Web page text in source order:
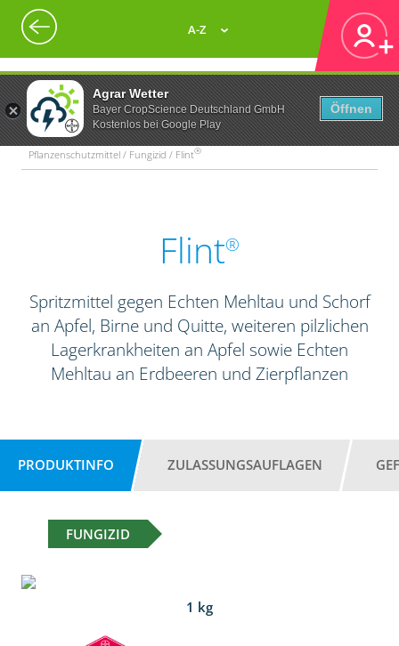
Agrar Wetter
Bayer CropScience Deutschland GmbH
Kostenlos bei Google Play
Öffnen
A-Z
Pflanzenschutzmittel / Fungizid / Flint®
Flint®
Spritzmittel gegen Echten Mehltau und Schorf
an Apfel, Birne und Quitte, weiteren pilzlichen
Lagerkrankheiten an Apfel sowie Echten
Mehltau an Erdbeeren und Zierpflanzen
PRODUKTINFO ZULASSUNGSAUFLAGEN
FUNGIZID
1 kg